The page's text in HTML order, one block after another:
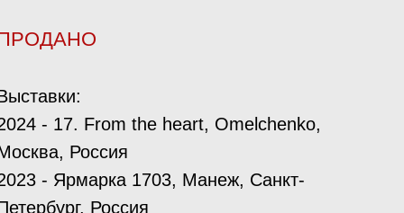
- 17. From the heart, Omelchenko,
Россия
- Ярмарка 1703, Манеж, Санкт-
Россия